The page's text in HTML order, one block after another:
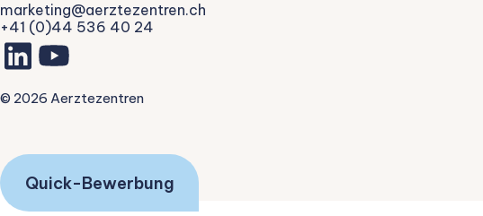
marketing@aerztezentren.ch
+41 (0)44 536 40 24
© 2026 Aerztezentren
Quick-Bewerbung